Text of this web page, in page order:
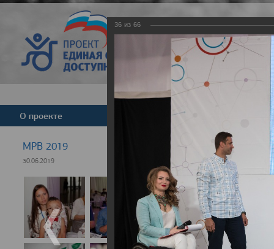
Версия для
О проекте
МРВ 2019
30.06.2019
36 из 66